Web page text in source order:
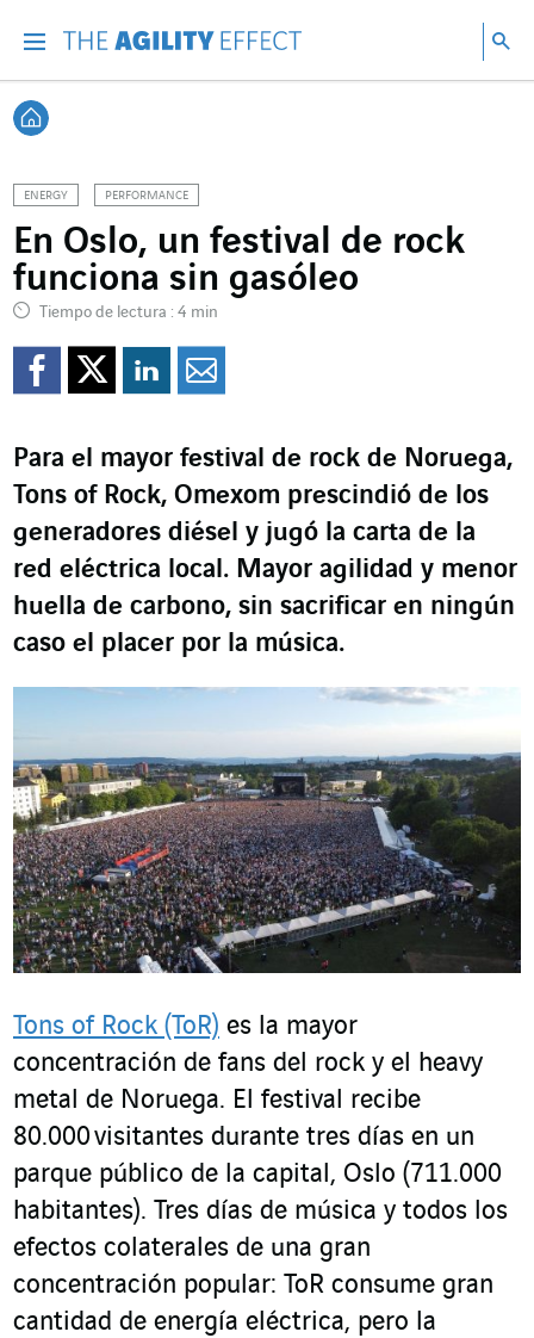
Volver a Inicio
ENERGY PERFORMANCE
En Oslo, un festival de rock
funciona sin gasóleo
Tiempo de lectura : 4 min
Compartir en Facebook
Compartir en
Compartir en
Para el mayor festival de rock de Noruega,
Tons of Rock, Omexom prescindió de los
generadores diésel y jugó la carta de la
red eléctrica local. Mayor agilidad y menor
huella de carbono, sin sacrificar en ningún
caso el placer por la música.
Tons of Rock (ToR) es la mayor
concentración de fans del rock y el heavy
metal de Noruega. El festival recibe
80.000 visitantes durante tres días en un
parque público de la capital, Oslo (711.000
habitantes). Tres días de música y todos los
efectos colaterales de una gran
concentración popular: ToR consume gran
cantidad de energía eléctrica, pero la